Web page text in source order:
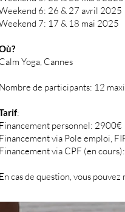
6: 26 & 27 avril 2025
7: 17 & 18 mai 2025
Calm Yoga, Cannes
Nombre de participants: 12
:
Financement personnel: 2900€
Financement via Pole emploi,
Financement via CPF (en
En cas de question, vous